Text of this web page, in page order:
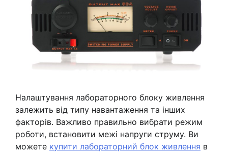
Налаштування лабораторного блоку живлення
залежить від типу навантаження та інших
факторів. Важливо правильно вибрати режим
роботи, встановити межі напруги струму. Ви
можете купити лабораторний блок живлення в